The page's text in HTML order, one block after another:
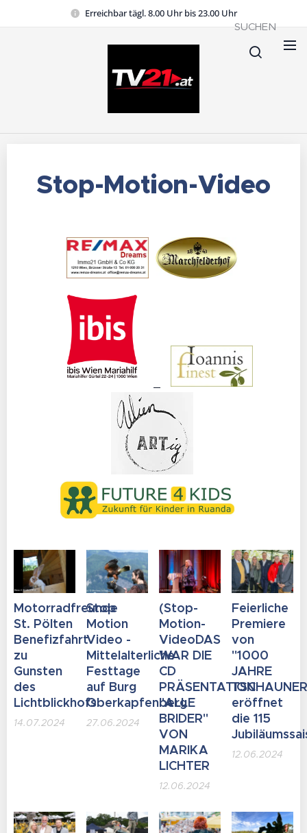
Erreichbar tägl. 8.00 Uhr bis 23.00 Uhr
SUCHEN
Stop-Motion-Video
Motorradfreunde
St. Pölten
Benefizfahrt
zu
Gunsten
des
Lichtblickhofs
14.07.2024
Stop
Motion
Video -
Mittelalterliche
Festtage
auf Burg
Oberkapfenberg
27.06.2024
(Stop-
Motion-
VideoDAS
WAR DIE
CD
PRÄSENTATION
"ALLE
BRIDER"
VON
MARIKA
LICHTER
12.06.2024
Feierliche
Premiere
von
"1000
JAHRE
eröffnet
die 115
12.06.2024